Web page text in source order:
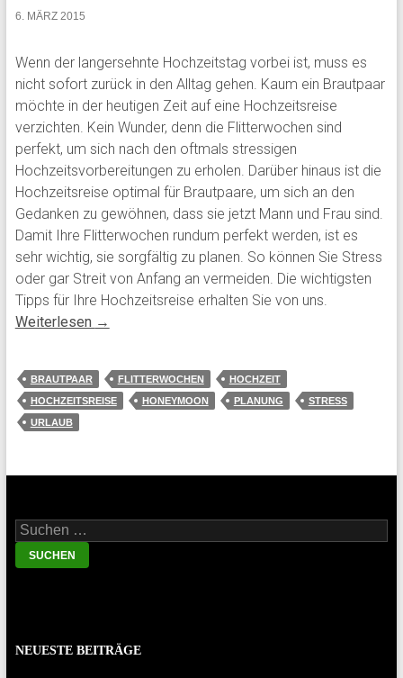
6. MÄRZ 2015
Wenn der langersehnte Hochzeitstag vorbei ist, muss es
nicht sofort zurück in den Alltag gehen. Kaum ein Brautpaar
möchte in der heutigen Zeit auf eine Hochzeitsreise
verzichten. Kein Wunder, denn die Flitterwochen sind
perfekt, um sich nach den oftmals stressigen
Hochzeitsvorbereitungen zu erholen. Darüber hinaus ist die
Hochzeitsreise optimal für Brautpaare, um sich an den
Gedanken zu gewöhnen, dass sie jetzt Mann und Frau sind.
Damit Ihre Flitterwochen rundum perfekt werden, ist es
sehr wichtig, sie sorgfältig zu planen. So können Sie Stress
oder gar Streit von Anfang an vermeiden. Die wichtigsten
Tipps für Ihre Hochzeitsreise erhalten Sie von uns.
Weiterlesen →
BRAUTPAAR FLITTERWOCHEN
HOCHZEIT
HOCHZEITSREISE
HONEYMOON PLANUNG
STRESS
URLAUB
Suche nach:
NEUESTE BEITRÄGE